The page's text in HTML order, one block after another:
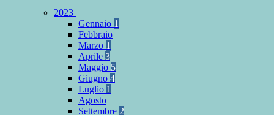
2023
Gennaio 1
Febbraio
Marzo 1
Aprile 3
Maggio 5
Giugno 4
Luglio 1
Agosto
Settembre 2